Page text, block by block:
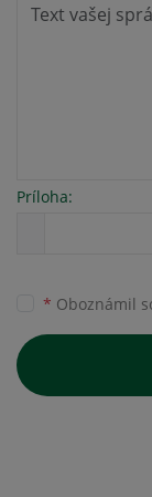
Príloha:
* Oboznámil